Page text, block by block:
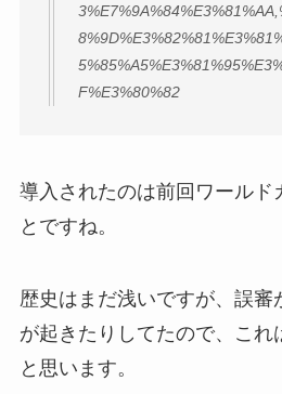
F%E3%80%82
導入されたのは前回ワールド
とですね。
歴史はまだ浅いですが、 誤審
が起きたりしてたので、
これ
と思います。